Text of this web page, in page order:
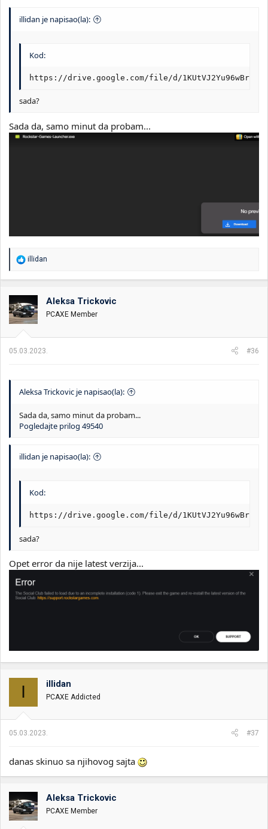
illidan je napisao(la):
Kod:
https://drive.google.com/file/d/
sada?
Sada da, samo minut da probam...
R
a
o
v
a
n
:
illidan
Aleksa Trickovic
PCAXE Member
05.03.2023. #36
Aleksa Trickovic je napisao(la):
Sada da, samo minut da probam...
Pogledajte prilog 49540
illidan je napisao(la):
Kod:
https://drive.google.com/file/d/
sada?
Opet error da nije latest verzija...
I illidan
PCAXE Addicted
05.03.2023. #37
danas skinuo sa njihovog sajta
Aleksa Trickovic
PCAXE Member